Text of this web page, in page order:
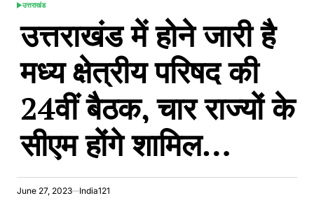
POSTED
उत्तराखंड
उत्तराखंड में होने जारी है
मध्य क्षेत्रीय परिषद की
24वीं बैठक, चार राज्यों के
सीएम होंगे शामिल…
June 27, 2023 India121